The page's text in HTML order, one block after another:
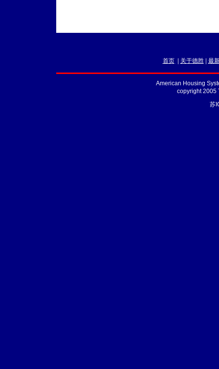
首页 | 关于德胜| 最
American Housing
copyright 2005
苏